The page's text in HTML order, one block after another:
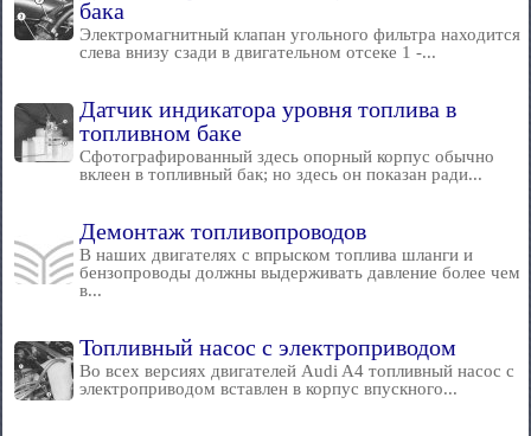
бака
Электромагнитный клапан угольного фильтра находится
слева внизу сзади в двигательном отсеке 1 -...
Датчик индикатора уровня топлива в
топливном баке
Сфотографированный здесь опорный корпус обычно
вклеен в топливный бак; но здесь он показан ради...
Демонтаж топливопроводов
В наших двигателях с впрыском топлива шланги и
бензопроводы должны выдерживать давление более чем
в...
Топливный насос с электроприводом
Во всех версиях двигателей Audi A4 топливный насос с
электроприводом вставлен в корпус впускного...